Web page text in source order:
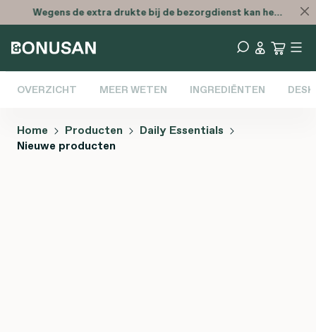
Wegens de extra drukte bij de bezorgdienst kan het zijn dat je bestelling later is
OVERZICHT MEER WETEN INGREDIËNTEN
Home Producten
Daily Essentials
Nieuwe producten